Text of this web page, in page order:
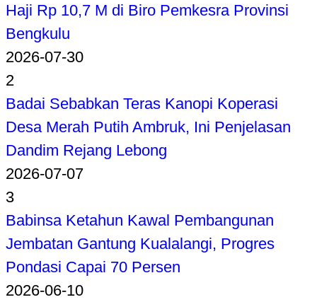
Haji Rp 10,7 M di Biro Pemkesra Provinsi
Bengkulu
2026-07-30
2
Badai Sebabkan Teras Kanopi Koperasi
Desa Merah Putih Ambruk, Ini Penjelasan
Dandim Rejang Lebong
2026-07-07
3
Babinsa Ketahun Kawal Pembangunan
Jembatan Gantung Kualalangi, Progres
Pondasi Capai 70 Persen
2026-06-10